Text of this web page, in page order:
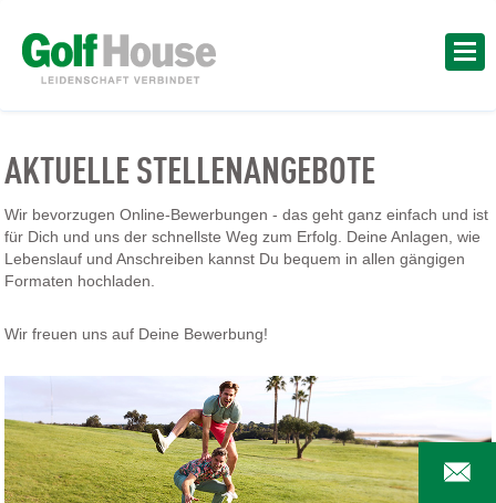
AKTUELLE STELLENANGEBOTE
Wir bevorzugen Online-Bewerbungen - das geht ganz einfach und ist
für Dich und uns der schnellste Weg zum Erfolg. Deine Anlagen, wie
Lebenslauf und Anschreiben kannst Du bequem in allen gängigen
Formaten hochladen.
Wir freuen uns auf Deine Bewerbung!